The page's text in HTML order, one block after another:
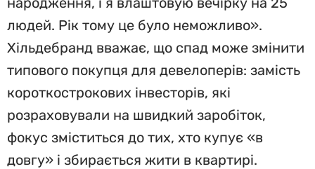
людей. Рік тому це було неможливо».
Хільдебранд вважає, що спад може змінити
типового покупця для девелоперів: замість
короткострокових інвесторів, які
розраховували на швидкий заробіток,
фокус зміститься до тих, хто купує «в
довгу» і збирається жити в квартирі.